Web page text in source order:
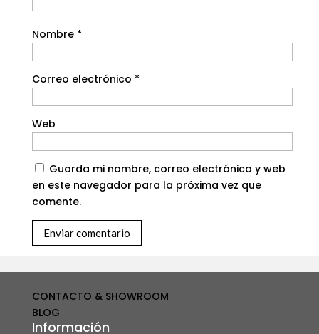
Nombre *
Correo electrónico *
Web
Guarda mi nombre, correo electrónico y web
en este navegador para la próxima vez que
comente.
CONTACTO & SHOWROOM
BLOG
Información